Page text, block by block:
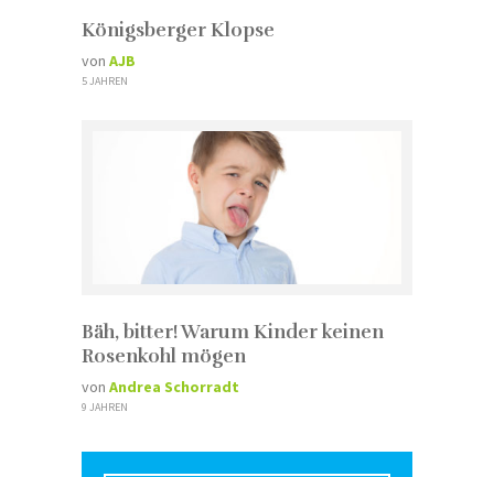
Königsberger Klopse
von AJB
5 JAHREN
Bäh, bitter! Warum Kinder keinen
Rosenkohl mögen
von Andrea Schorradt
9 JAHREN